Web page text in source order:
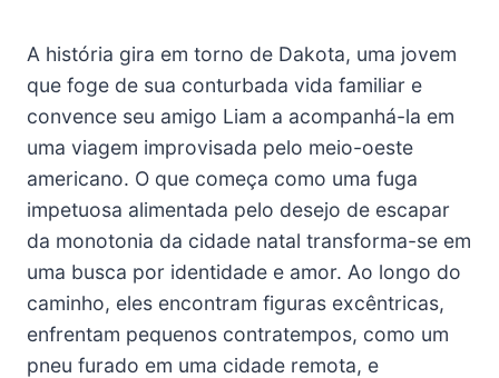
A história gira em torno de Dakota, uma jovem
que foge de sua conturbada vida familiar e
convence seu amigo Liam a acompanhá-la em
uma viagem improvisada pelo meio-oeste
americano. O que começa como uma fuga
impetuosa alimentada pelo desejo de escapar
da monotonia da cidade natal transforma-se em
uma busca por identidade e amor. Ao longo do
caminho, eles encontram figuras excêntricas,
enfrentam pequenos contratempos, como um
pneu furado em uma cidade remota, e